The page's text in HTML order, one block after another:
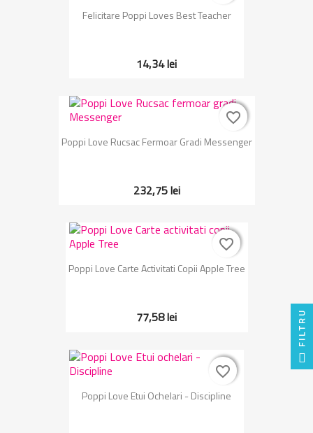
Felicitare Poppi Loves Best Teacher
14,34 lei
Poppi Love Rucsac Fermoar Gradi Messenger
232,75 lei
favorite_border
favorite_border
Poppi Love Carte Activitati Copii Apple Tree
77,58 lei
favorite_border
favorite_border
Poppi Love Etui Ochelari - Discipline
favorite_border
favorite_border
FILTRU